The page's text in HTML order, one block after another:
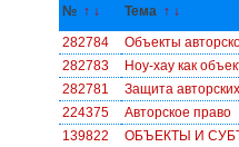
№ ↑ ↓ Тема ↑ ↓
282784
Объекты
282783
Ноу-хау как
282781
Защита
224375
Авторское право
139822
ОБЪЕКТЫ И